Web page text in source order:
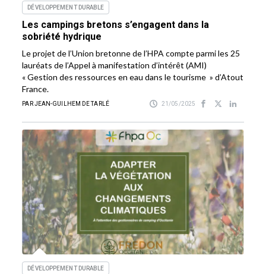
DÉVELOPPEMENT DURABLE
Les campings bretons s’engagent dans la
sobriété hydrique
Le projet de l’Union bretonne de l’HPA compte parmi les 25
lauréats de l’Appel à manifestation d’intérêt (AMI)
« Gestion des ressources en eau dans le tourisme » d’Atout
France.
PAR JEAN-GUILHEM DE TARLÉ 21/05/2025
DÉVELOPPEMENT DURABLE